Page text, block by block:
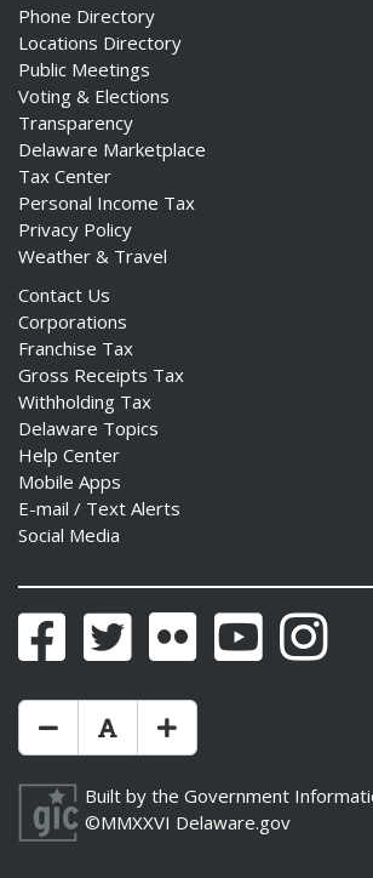
Phone Directory
Locations Directory
Public Meetings
Voting & Elections
Transparency
Delaware Marketplace
Tax Center
Personal Income Tax
Privacy Policy
Weather & Travel
Contact Us
Corporations
Franchise Tax
Gross Receipts Tax
Withholding Tax
Delaware Topics
Help Center
Mobile Apps
E-mail / Text Alerts
Social Media
FacebookTwitter Flickr YouTube
Make Text Size Smaler
Reset Text Size
Make Text Size Bigger
Built by the Government
©MMXXVI Delaware.gov